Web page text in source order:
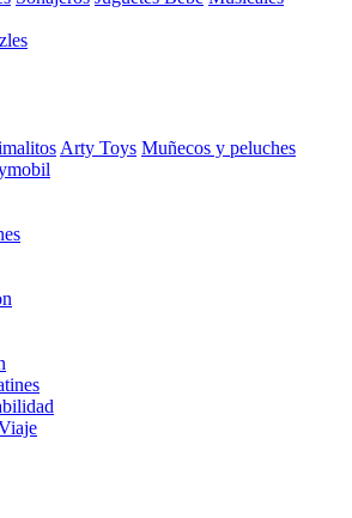
Arty Toys Muñecos y peluches